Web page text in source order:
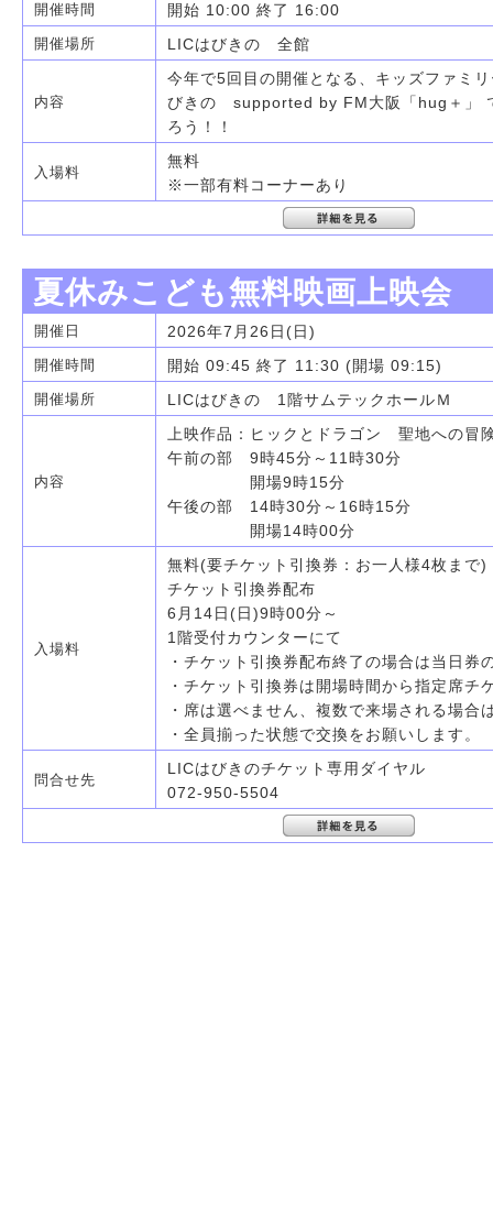
開催時間 開始 10:00 終了 16:00
開催場所 LICはびきの 全館
内容
今年で5回目の開催となる、キッズファミ
びきの supported by FM大阪「hug＋」
ろう！！
入場料
無料
※一部有料コーナーあり
夏休みこども無料映画上映会
開催日 2026年7月26日(日)
開催時間 開始 09:45 終了 11:30 (開場 09:15)
開催場所 LICはびきの 1階サムテックホールＭ
内容
上映作品：ヒックとドラゴン 聖地への冒
午前の部 9時45分～11時30分
開場9時15分
午後の部 14時30分～16時15分
開場14時00分
入場料
無料(要チケット引換券：お一人様4枚まで)
チケット引換券配布
6月14日(日)9時00分～
1階受付カウンターにて
・チケット引換券配布終了の場合は当日券
・チケット引換券は開場時間から指定席チ
・席は選べません、複数で来場される場合
・全員揃った状態で交換をお願いします。
問合せ先
LICはびきのチケット専用ダイヤル
072-950-5504